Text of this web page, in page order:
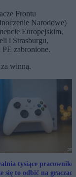
Frontu
Narodowe)
Europejskim,
i Strasburgu,
zabronione.
winną.
tysiące
się to odbić na